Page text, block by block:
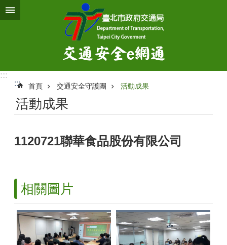
跳到主要內容區塊
:::
:::
首頁 交通安全守護團 活動成果
活動成果
1120721聯華食品股份有限公司
相關圖片